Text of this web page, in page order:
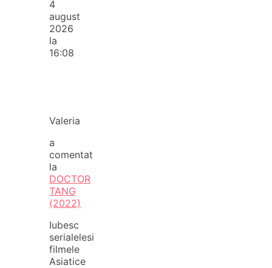
4
august
2026
la
16:08
Valeria
a
comentat
la
DOCTOR
TANG
(2022)
Iubesc
serialelesi
filmele
Asiatice